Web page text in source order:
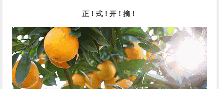
正！式！开！摘！